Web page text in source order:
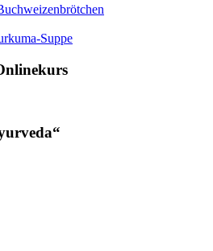
Suppe